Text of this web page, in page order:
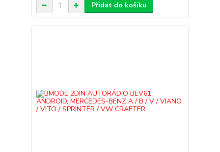
Přidat do košíku